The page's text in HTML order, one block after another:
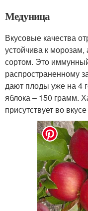
Медуница
Вкусовые качества
устойчива к
сортом. Это
распространенному
дают плоды уже на 4
яблока – 150 грамм.
присутствует во